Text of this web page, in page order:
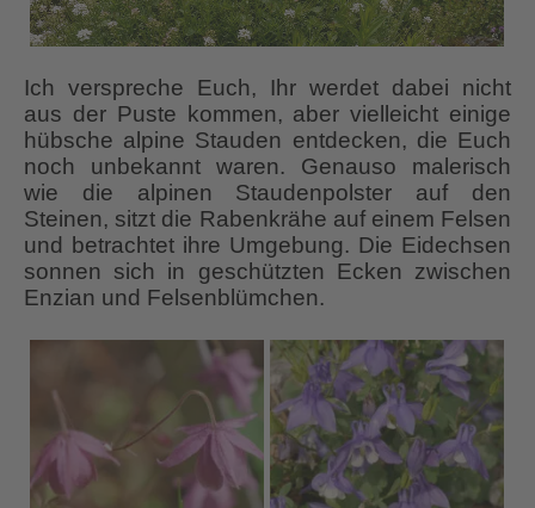
Ich verspreche Euch, Ihr werdet dabei nicht
aus der Puste kommen, aber vielleicht einige
hübsche alpine Stauden entdecken, die Euch
noch unbekannt waren. Genauso malerisch
wie die alpinen Staudenpolster auf den
Steinen, sitzt die Rabenkrähe auf einem Felsen
und betrachtet ihre Umgebung. Die Eidechsen
sonnen sich in geschützten Ecken zwischen
Enzian und Felsenblümchen.